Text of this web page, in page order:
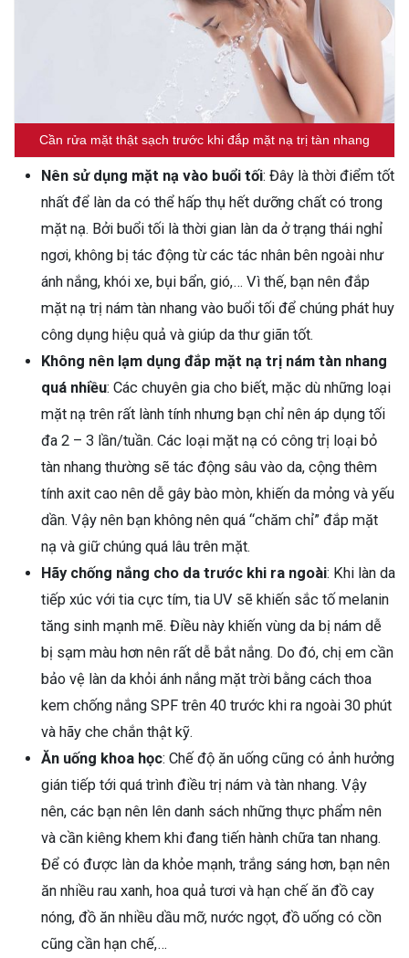
Cần rửa mặt thật sạch trước khi đắp mặt nạ trị tàn nhang
Nên sử dụng mặt nạ vào buổi tối: Đây là thời điểm tốt
nhất để làn da có thể hấp thụ hết dưỡng chất có trong
mặt nạ. Bởi buổi tối là thời gian làn da ở trạng thái nghỉ
ngơi, không bị tác động từ các tác nhân bên ngoài như
ánh nắng, khói xe, bụi bẩn, gió,… Vì thế, bạn nên đắp
mặt nạ trị nám tàn nhang vào buổi tối để chúng phát huy
công dụng hiệu quả và giúp da thư giãn tốt.
Không nên lạm dụng đắp mặt nạ trị nám tàn nhang
quá nhiều: Các chuyên gia cho biết, mặc dù những loại
mặt nạ trên rất lành tính nhưng bạn chỉ nên áp dụng tối
đa 2 – 3 lần/tuần. Các loại mặt nạ có công trị loại bỏ
tàn nhang thường sẽ tác động sâu vào da, cộng thêm
tính axit cao nên dễ gây bào mòn, khiến da mỏng và yếu
dần. Vậy nên bạn không nên quá “chăm chỉ” đắp mặt
nạ và giữ chúng quá lâu trên mặt.
Hãy chống nắng cho da trước khi ra ngoài: Khi làn da
tiếp xúc với tia cực tím, tia UV sẽ khiến sắc tố melanin
tăng sinh mạnh mẽ. Điều này khiến vùng da bị nám dễ
bị sạm màu hơn nên rất dễ bắt nắng. Do đó, chị em cần
bảo vệ làn da khỏi ánh nắng mặt trời bằng cách thoa
kem chống nắng SPF trên 40 trước khi ra ngoài 30 phút
và hãy che chắn thật kỹ.
Ăn uống khoa học: Chế độ ăn uống cũng có ảnh hưởng
gián tiếp tới quá trình điều trị nám và tàn nhang. Vậy
nên, các bạn nên lên danh sách những thực phẩm nên
và cần kiêng khem khi đang tiến hành chữa tan nhang.
Để có được làn da khỏe mạnh, trắng sáng hơn, bạn nên
ăn nhiều rau xanh, hoa quả tươi và hạn chế ăn đồ cay
nóng, đồ ăn nhiều dầu mỡ, nước ngọt, đồ uống có cồn
cũng cần hạn chế,…